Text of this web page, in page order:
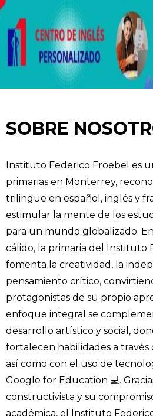
SOBRE
Instituto Federico Froebel es
primarias en Monterrey,
trilingüe en español, inglés y
estimular la mente de los
para un mundo globalizado.
cálido, la primaria del Instituto
fomenta la creatividad, la
pensamiento crítico,
protagonistas de su propio
enfoque integral se
desarrollo artístico y social,
fortalecen habilidades a través
así como con el uso de
Google for Education 💻.
constructivista y su
académica, el Instituto